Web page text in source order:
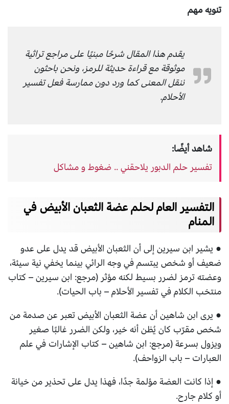
تنويه مهم
يقدم هذا المقال شرحًا مبنيًا على مراجع تراثية
موثوقة مع قراءة حديثة للرمز، ونحن باحثون
ننقل المعنى كما ورد دون ممارسة فعل تفسير
الأحلام.
شاهد أيضًا:
تفسير حلم الدبور يلاحقني .. ضغوط و مشاكل
التفسير العام لحلم عضة الثعبان الأبيض في
المنام
● يشير ابن سيرين إلى أن الثعبان الأبيض قد يدل على عدو
ضعيف أو شخص يبتسم في وجه الرائي بينما يخفي نية سيئة،
وعضته ترمز لضرر بسيط لكنه مؤثر (مرجع: ابن سيرين – كتاب
منتخب الكلام في تفسير الأحلام – باب الحيات).
● يرى ابن شاهين أن عضة الثعبان الأبيض تعبر عن صدمة من
شخص مقرّب كان يُظن أنه خير، ولكن الضرر غالبًا صغير
ويزول بسرعة (مرجع: ابن شاهين – كتاب الإشارات في علم
العبارات – باب الزواحف).
● إذا كانت العضة مؤلمة جدًا، فهذا يدل على تحذير من خيانة
أو كلام جارح.